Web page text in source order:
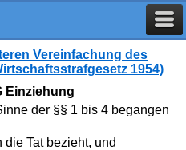
Vereinfachung des
1954)
Einziehung
der §§ 1 bis 4 begangen
Tat bezieht, und